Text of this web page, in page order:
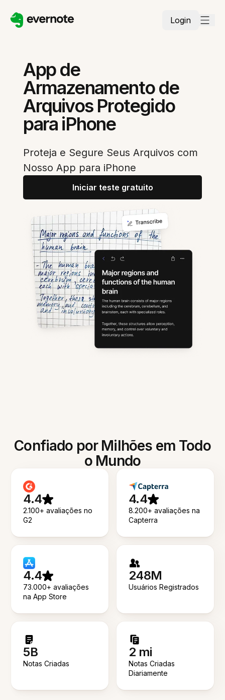
Login
App de
Armazenamento de
Arquivos Protegido
para iPhone
Proteja e Segure Seus Arquivos com
Nosso App para iPhone
Iniciar teste gratuito
Confiado por Milhões em Todo
o Mundo
4.4
2.100+ avaliações no
G2
4.4
8.200+ avaliações na
Capterra
4.4
73.000+ avaliações
na App Store
248M
Usuários Registrados
5B
Notas Criadas
2 mi
Notas Criadas
Diariamente